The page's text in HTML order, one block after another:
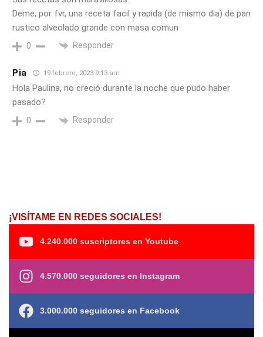
Deme, por fvr, una receta facil y rapida (de mismo dia) de pan
rustico alveolado grande con masa comun
0 Responder
Pia 19 febrero, 2023 9:13 am
Hola Paulina, no creció durante la noche que pudo haber
pasado?
0 Responder
¡VISÍTAME EN REDES SOCIALES!
4.240.000 suscriptores en Youtube
4.570.000 seguidores en Instagram
3.000.000 seguidores en Facebook